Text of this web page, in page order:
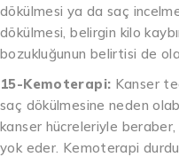
dökülmesi ya da saç
dökülmesi, belirgin kilo
bozukluğunun belirtisi de
15-Kemoterapi: Kanser
saç dökülmesine neden
kanser hücreleriyle
yok eder. Kemoterapi